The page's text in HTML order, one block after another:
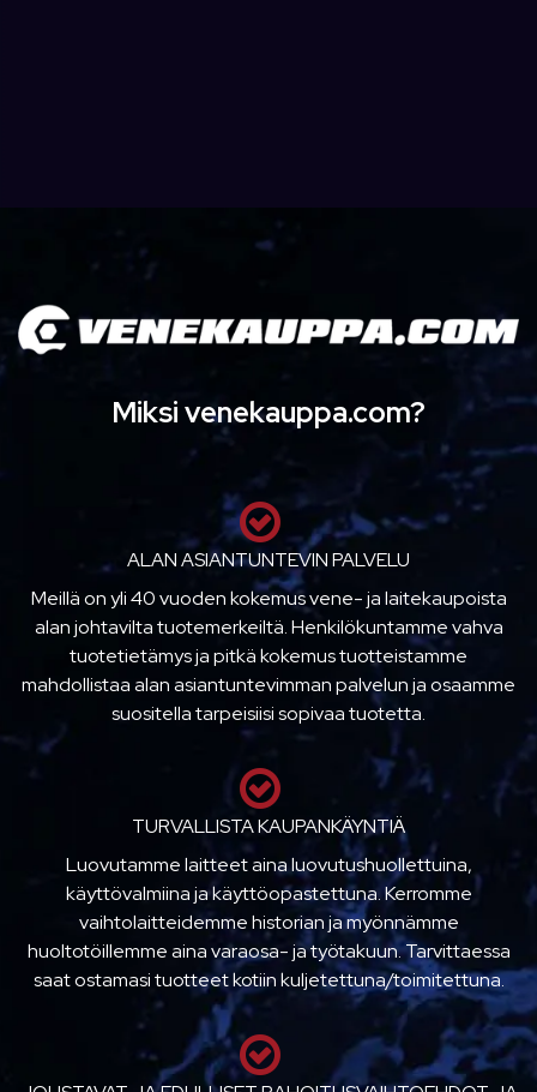
Miksi venekauppa.com?
ALAN ASIANTUNTEVIN PALVELU
Meillä on yli 40 vuoden kokemus vene- ja laitekaupoista
alan johtavilta tuotemerkeiltä. Henkilökuntamme vahva
tuotetietämys ja pitkä kokemus tuotteistamme
mahdollistaa alan asiantuntevimman palvelun ja osaamme
suositella tarpeisiisi sopivaa tuotetta.
TURVALLISTA KAUPANKÄYNTIÄ
Luovutamme laitteet aina luovutushuollettuina,
käyttövalmiina ja käyttöopastettuna. Kerromme
vaihtolaitteidemme historian ja myönnämme
huoltotöillemme aina varaosa- ja työtakuun. Tarvittaessa
saat ostamasi tuotteet kotiin kuljetettuna/toimitettuna.